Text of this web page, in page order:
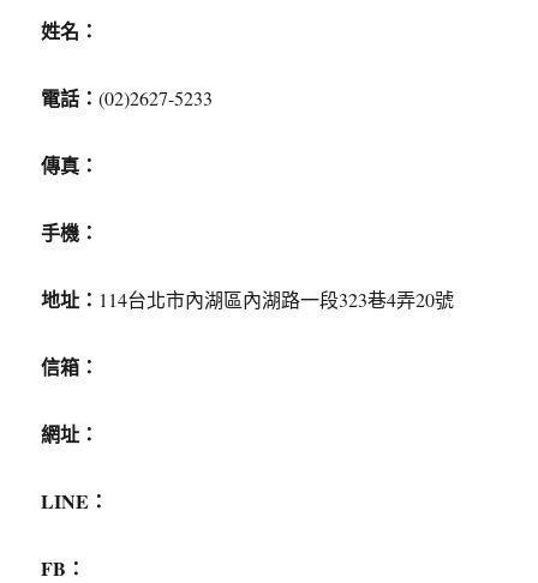
姓名：
電話：(02)2627-5233
傳真：
手機：
地址： 114台北市內湖區內湖路一段323巷4弄20號
信箱：
網址：
LINE：
FB：